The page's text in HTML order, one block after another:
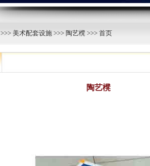
>>> 美术配套设施 >>> 陶艺櫈 >>> 首页
陶艺櫈